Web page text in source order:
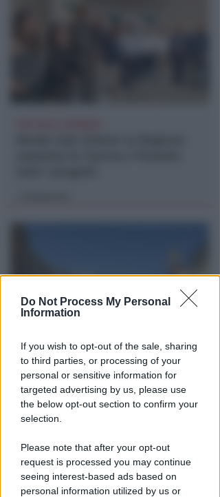
Do Not Process My Personal
Information
If you wish to opt-out of the sale, sharing
to third parties, or processing of your
personal or sensitive information for
targeted advertising by us, please use
the below opt-out section to confirm your
selection.
Please note that after your opt-out
request is processed you may continue
seeing interest-based ads based on
personal information utilized by us or
PIAZZA TRE MARTIRI
Aspettando papa Leone, una
ligaza in piazza Tre Martiri